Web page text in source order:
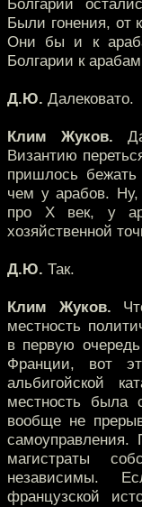
Болгарии
Были гонения, от
Они бы и к
Болгарии к
Д.Ю. Далековато.
Клим Жуков.
Византию
пришлось
чем у арабов.
про X век, у
хозяйственной
Д.Ю. Так.
Клим Жуков.
местность
в первую
Франции, вот
альбигойской
местность была
вообще не
самоуправления.
магистраты
независимы.
французской